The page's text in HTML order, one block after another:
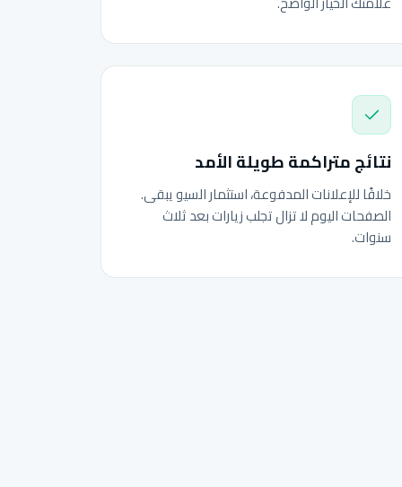
نتائج متراكمة طويلة الأمد
خلافًا للإعلانات المدفوعة، استثمار السيو يبقى.
الصفحات اليوم لا تزال تجلب زيارات بعد ثلاث
سنوات.